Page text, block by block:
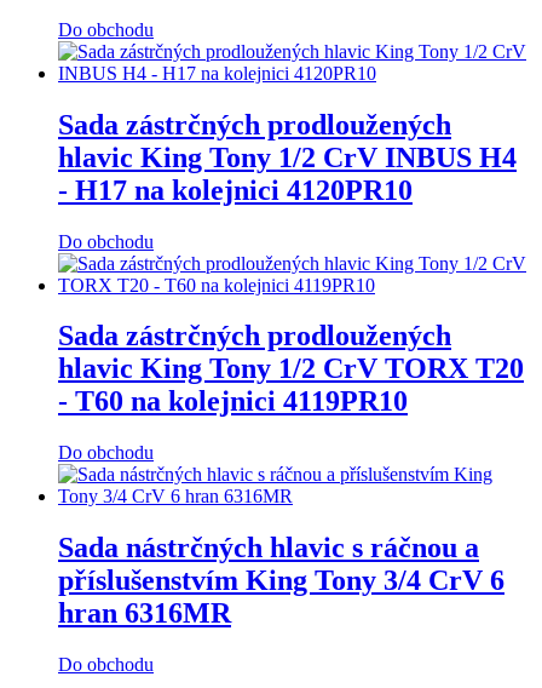
Do obchodu
Sada zástrčných prodloužených
hlavic King Tony 1/2 CrV INBUS H4
- H17 na kolejnici 4120PR10
Do obchodu
Sada zástrčných prodloužených
hlavic King Tony 1/2 CrV TORX T20
- T60 na kolejnici 4119PR10
Do obchodu
Sada nástrčných hlavic s ráčnou a
příslušenstvím King Tony 3/4 CrV 6
hran 6316MR
Do obchodu